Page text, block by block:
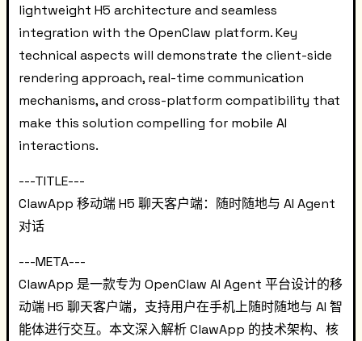
lightweight H5 architecture and seamless
integration with the OpenClaw platform. Key
technical aspects will demonstrate the client-side
rendering approach, real-time communication
mechanisms, and cross-platform compatibility that
make this solution compelling for mobile AI
interactions.
---TITLE---
ClawApp 移动端 H5 聊天客户端：随时随地与 AI Agent
对话
---META---
ClawApp 是一款专为 OpenClaw AI Agent 平台设计的移
动端 H5 聊天客户端，支持用户在手机上随时随地与 AI 智
能体进行交互。本文深入解析 ClawApp 的技术架构、核